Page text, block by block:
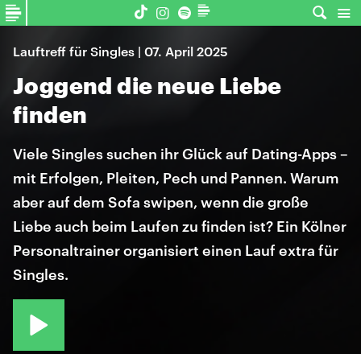
Lauftreff für Singles | 07. April 2025
Joggend die neue Liebe
finden
Viele Singles suchen ihr Glück auf Dating-Apps –
mit Erfolgen, Pleiten, Pech und Pannen. Warum
aber auf dem Sofa swipen, wenn die große
Liebe auch beim Laufen zu finden ist? Ein Kölner
Personaltrainer organisiert einen Lauf extra für
Singles.